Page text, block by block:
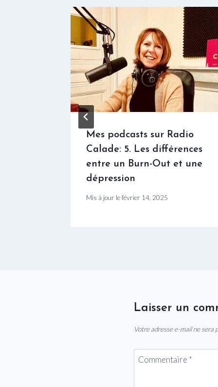
Mes podcasts sur Radio
Calade: 5. Les différences
entre un Burn-Out et une
dépression
Mis à jour lefévrier 14, 2025
Laisser un
Votre adresse e-mail ne sera
Commentaire *